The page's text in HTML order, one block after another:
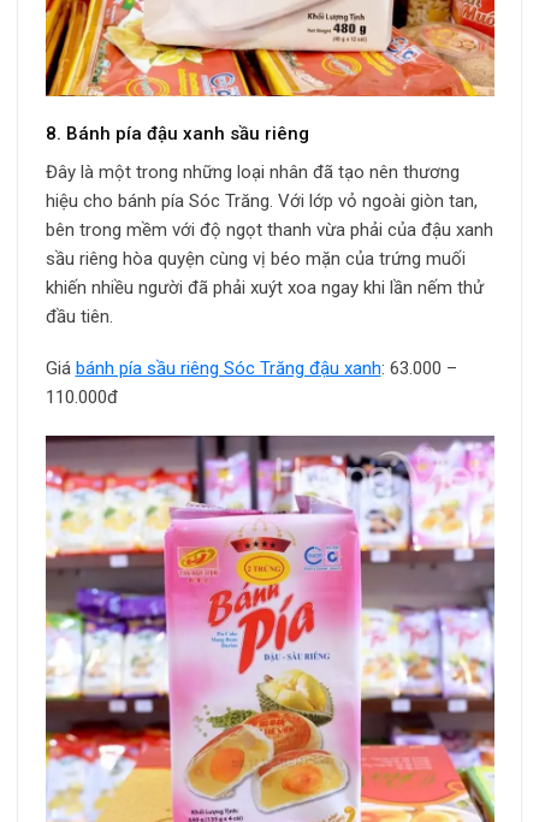
8. Bánh pía đậu xanh sầu riêng
Đây là một trong những loại nhân đã tạo nên thương
hiệu cho bánh pía Sóc Trăng. Với lớp vỏ ngoài giòn tan,
bên trong mềm với độ ngọt thanh vừa phải của đậu xanh
sầu riêng hòa quyện cùng vị béo mặn của trứng muối
khiến nhiều người đã phải xuýt xoa ngay khi lần nếm thử
đầu tiên.
Giá bánh pía sầu riêng Sóc Trăng đậu xanh: 63.000 –
110.000đ